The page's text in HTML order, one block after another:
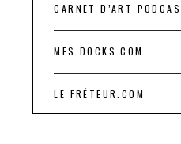
CARNET D’ART
MES DOCKS.COM
LE FRÉTEUR.COM